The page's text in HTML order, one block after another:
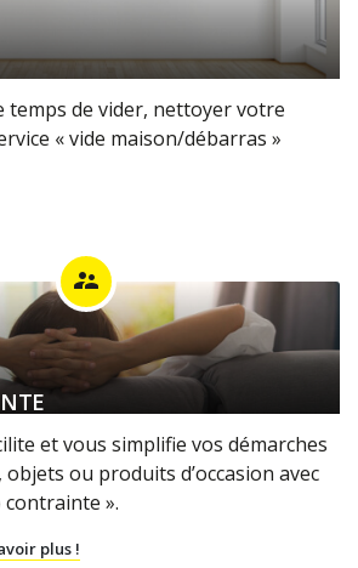
temps de vider, nettoyer votre
« vide maison/débarras »
supervisor_account
et vous simplifie vos démarches
ou produits d’occasion avec
contrainte ».
plus !